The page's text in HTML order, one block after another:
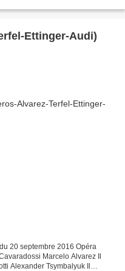
Ettinger-Audi)
20 septembre 2016 Opéra
Marcelo Alvarez Il
Alexander Tsymbalyuk Il